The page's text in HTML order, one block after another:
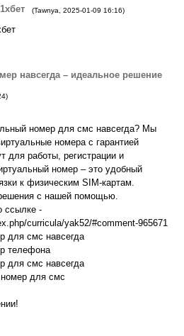
(Tawnya 2025-01-09 16:16)
навсегда – идеальное решение
)
номер для смс навсегда? Мы
номера с гарантией
для работы, регистрации и
номер – это удобный
к физическим SIM-картам.
с нашей помощью.
ссылке -
curricula/yak52/#comment-965671
для смс навсегда
телефона
для смс навсегда
для смс